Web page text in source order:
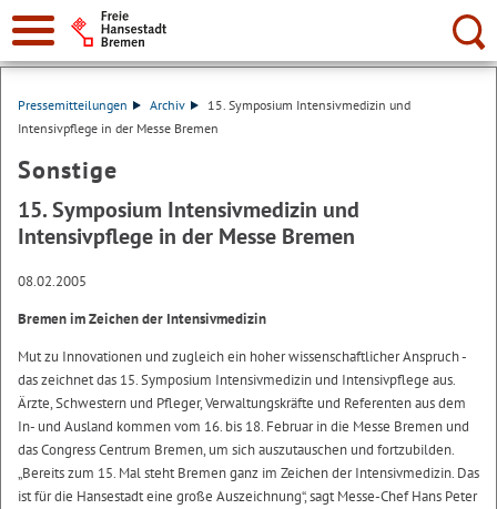
Suche:
Pressemitteilungen Archiv
15. Symposium Intensivmedizin und
Intensivpflege in der Messe Bremen
Sonstige
15. Symposium Intensivmedizin und
Intensivpflege in der Messe Bremen
08.02.2005
Bremen im Zeichen der Intensivmedizin
Mut zu Innovationen und zugleich ein hoher wissenschaftlicher Anspruch -
das zeichnet das 15. Symposium Intensivmedizin und Intensivpflege aus.
Ärzte, Schwestern und Pfleger, Verwaltungskräfte und Referenten aus dem
In- und Ausland kommen vom 16. bis 18. Februar in die Messe Bremen und
das Congress Centrum Bremen, um sich auszutauschen und fortzubilden.
„Bereits zum 15. Mal steht Bremen ganz im Zeichen der Intensivmedizin. Das
ist für die Hansestadt eine große Auszeichnung“, sagt Messe-Chef Hans Peter